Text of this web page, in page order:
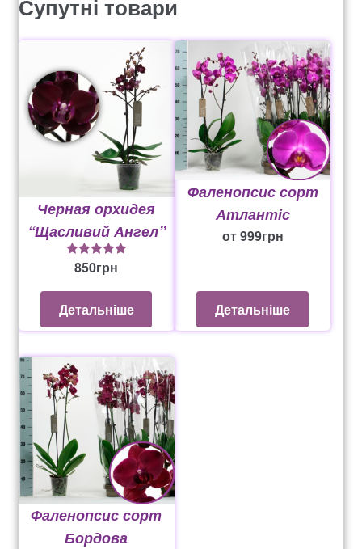
Супутні товари
Черная орхидея
“Щасливий Ангел”
5із 5
850грн
Детальніше
Фаленопсис сорт
Атлантіс
от999грн
Детальніше
Фаленопсис сорт
Бордова